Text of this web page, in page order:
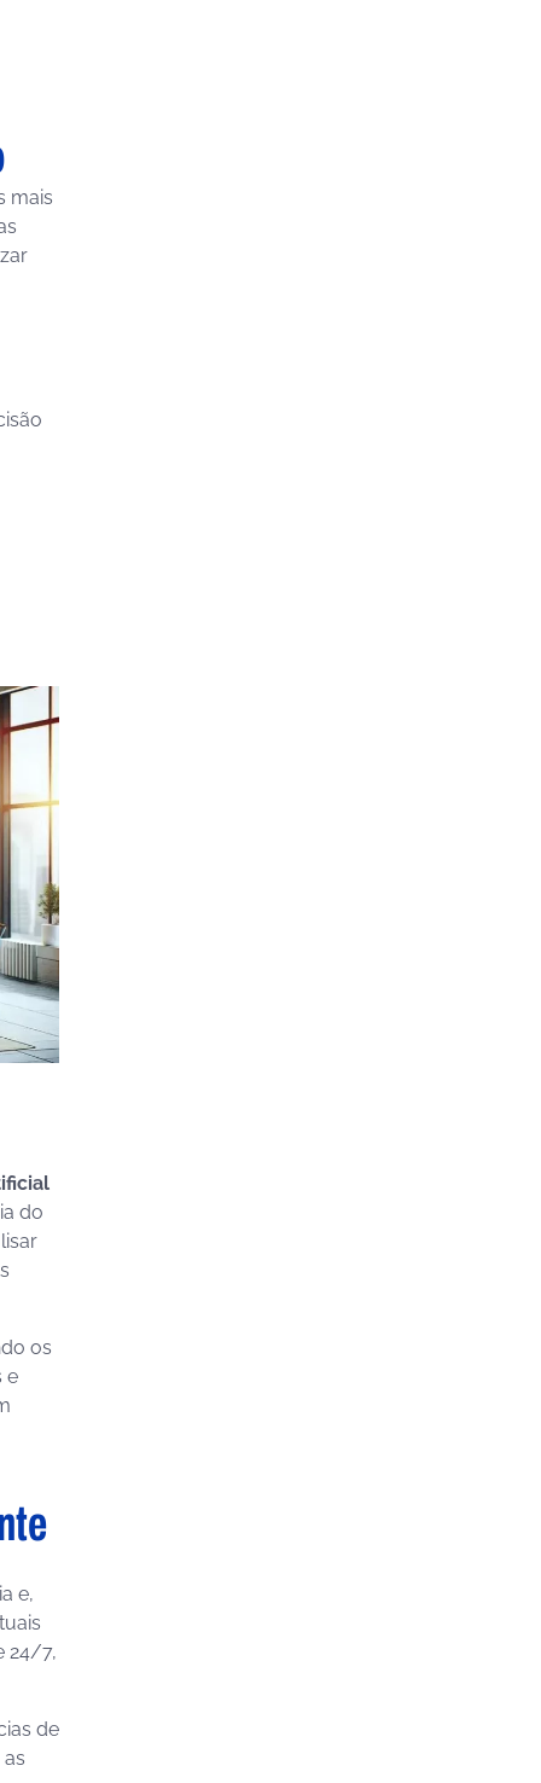
mais
do
os
e
e,
24/7,
de